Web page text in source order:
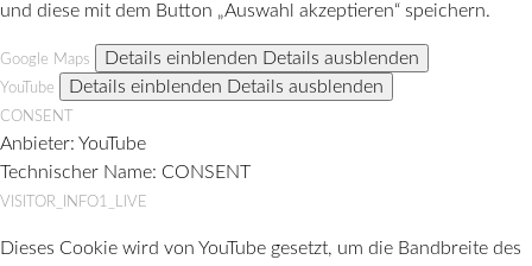
und diese mit dem Button „Auswahl akzeptieren“ speichern.
Google Maps Details einblenden Details ausblenden
YouTube Details einblenden Details ausblenden
CONSENT
Anbieter: YouTube
Technischer Name: CONSENT
VISITOR_INFO1_LIVE
Dieses Cookie wird von YouTube gesetzt, um die Bandbreite des